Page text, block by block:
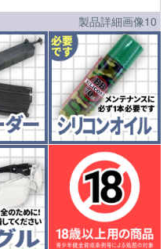
製品詳細画像10